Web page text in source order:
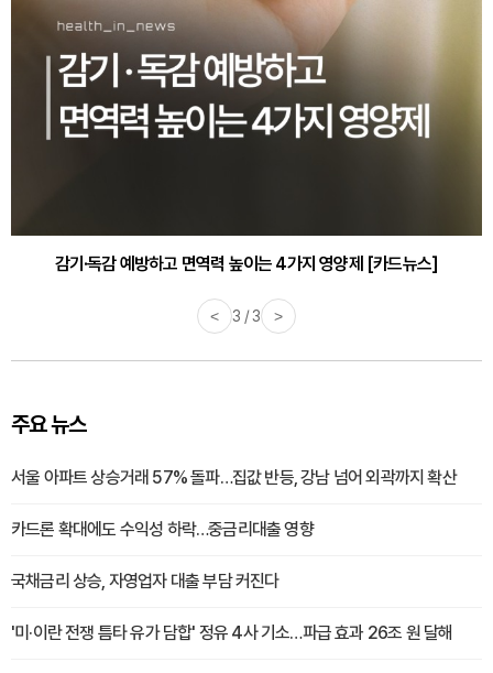
감기·독감 예방하고 면역력 높이는 4가지 영양제 [카드뉴스]
< 3 / 3 >
주요 뉴스
서울 아파트 상승거래 57% 돌파…집값 반등, 강남 넘어 외곽까지 확산
카드론 확대에도 수익성 하락…중금리대출 영향
국채금리 상승, 자영업자 대출 부담 커진다
'미·이란 전쟁 틈타 유가 담합' 정유 4사 기소…파급 효과 26조 원 달해